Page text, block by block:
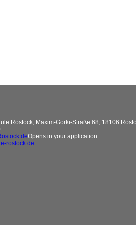
Rostock, Maxim-Gorki-Straße 68, 18106
Opens in your application
rostock.de